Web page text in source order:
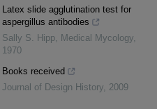
Latex slide agglutination test for
aspergillus antibodies
Sally S. Hipp, Medical Mycology,
1970
Books received
Journal of Design History, 2009